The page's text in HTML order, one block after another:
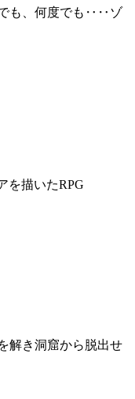
も、何度でも‥‥ゾ
を描いたRPG
解き洞窟から脱出せ